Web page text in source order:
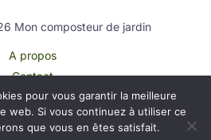
Mon composteur de jardin
A propos
Contact
Plan du site
légales
pour vous garantir la meilleure
web. Si vous continuez à utiliser ce
que vous en êtes satisfait.